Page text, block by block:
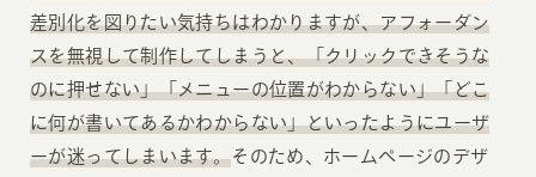
差別化を図りたい気持ちはわかりますが、アフォーダン
スを無視して制作してしまうと、「クリックできそうな
のに押せない」「メニューの位置がわからない」「どこ
に何が書いてあるかわからない」といったようにユーザ
ーが迷ってしまいます。そのため、ホームページのデザ